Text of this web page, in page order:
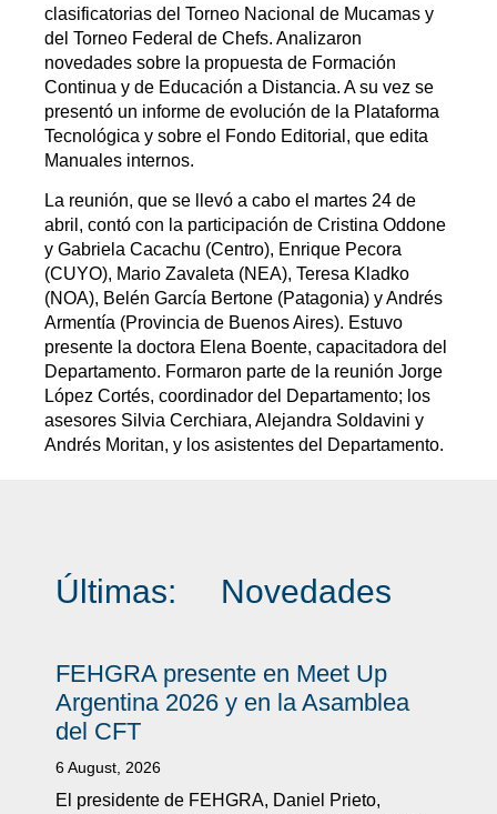
clasificatorias del Torneo Nacional de Mucamas y
del Torneo Federal de Chefs. Analizaron
novedades sobre la propuesta de Formación
Continua y de Educación a Distancia. A su vez se
presentó un informe de evolución de la Plataforma
Tecnológica y sobre el Fondo Editorial, que edita
Manuales internos.
La reunión, que se llevó a cabo el martes 24 de
abril, contó con la participación de Cristina Oddone
y Gabriela Cacachu (Centro), Enrique Pecora
(CUYO), Mario Zavaleta (NEA), Teresa Kladko
(NOA), Belén García Bertone (Patagonia) y Andrés
Armentía (Provincia de Buenos Aires). Estuvo
presente la doctora Elena Boente, capacitadora del
Departamento. Formaron parte de la reunión Jorge
López Cortés, coordinador del Departamento; los
asesores Silvia Cerchiara, Alejandra Soldavini y
Andrés Moritan, y los asistentes del Departamento.
Últimas: Novedades
FEHGRA presente en Meet Up
Argentina 2026 y en la Asamblea
del CFT
6 August, 2026
El presidente de FEHGRA, Daniel Prieto,